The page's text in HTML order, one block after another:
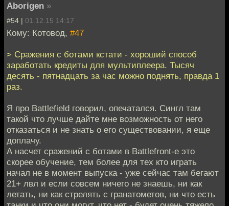
Aborigen »
#54 | 01.12.15 14:17
Кому: Котовод, #47
> Сражения с ботами кстати - хороший способ
заработать кредиты для мультиплеера. Тысяч
десять - пятнадцать за час можно поднять, правда 1
раз.
Я про Battlefield говорил, опечатался. Сингл там
такой что лучше дайте мне возможность от него
отказаться и не знать о его существовании, я еще
доплачу.
А насчет сражений с ботами в Battlefront-e это
скорее обучение, тем более для тех кто играть
начал не в момент выпуска - уже сейчас там бегают
21+ лвл и если совсем ничего не знаешь, ни как
летать, ни как стрелять с гранатометов, ни что есть